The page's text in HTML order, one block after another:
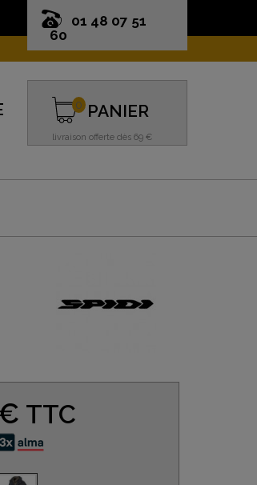
01 48 07 51
60
PANIER
livraison offerte dès 69 €
0
TTC